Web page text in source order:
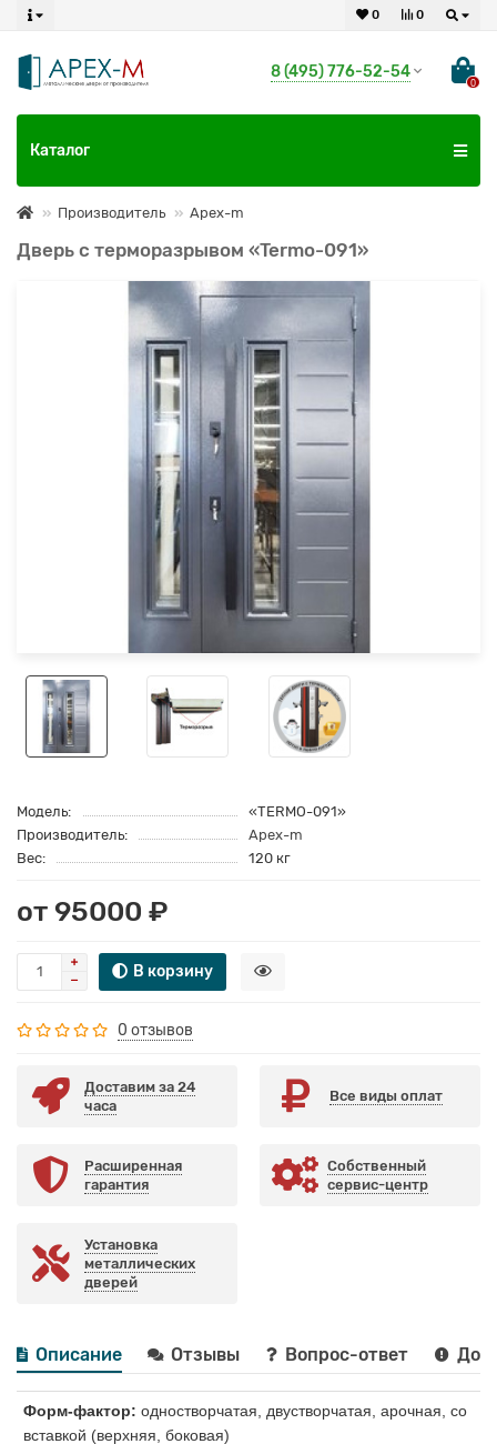
0
0
8 (495) 776-52-54
0
Каталог
Производитель Apex-m
Дверь с терморазрывом «Termo-091»
Модель:
«TERMO-091»
Производитель:
Apex-m
Вес:
120 кг
от 95000 ₽
В корзину
0 отзывов
Доставим за 24
часа
Все виды оплат
Расширенная
гарантия
Собственный
сервис-центр
Установка
металлических
дверей
Описание Отзывы Вопрос-ответ
Форм-фактор: одностворчатая, двустворчатая, арочная, со
вставкой (верхняя, боковая)